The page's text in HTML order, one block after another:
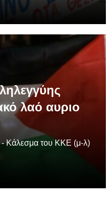
λαό αυριο
- Κάλεσμα του ΚΚΕ (μ-λ)